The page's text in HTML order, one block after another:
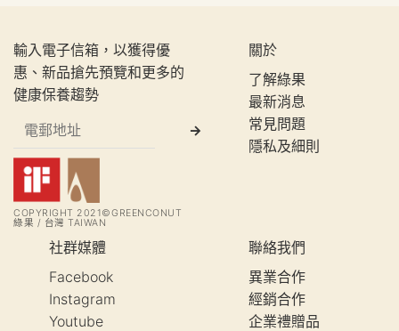
輸入電子信箱，以獲得優
惠、新品搶先預覽和更多的
健康保養趨勢
COPYRIGHT 2021©GREENCONUT
綠果 / 台灣 TAIWAN
關於
了解綠果
最新消息
常見問題
隱私及細則
社群媒體
Facebook
Instagram
Youtube
聯絡我們
異業合作
經銷合作
企業禮贈品